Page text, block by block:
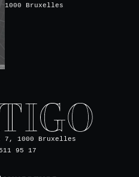
1000 Bruxelles
7, 1000 Bruxelles
95 17